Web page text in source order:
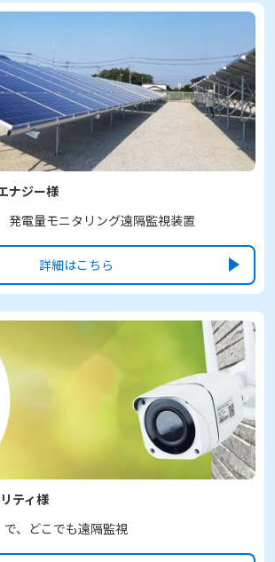
ナジー様
電量モニタリング遠隔監視装置
詳細はこちら
ティ様
で、どこでも遠隔監視